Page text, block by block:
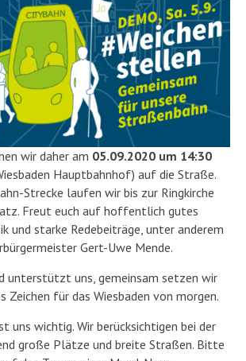
wir daher am 05.09.2020 um 14:30
Hauptbahnhof) auf die Straße.
Strecke laufen wir bis zur Ringkirche
Freut euch auf hoffentlich gutes
und starke Redebeiträge, unter anderem
Gert-Uwe Mende.
unterstützt uns, gemeinsam setzen wir
Zeichen für das Wiesbaden von morgen.
uns wichtig. Wir berücksichtigen bei der
große Plätze und breite Straßen. Bitte